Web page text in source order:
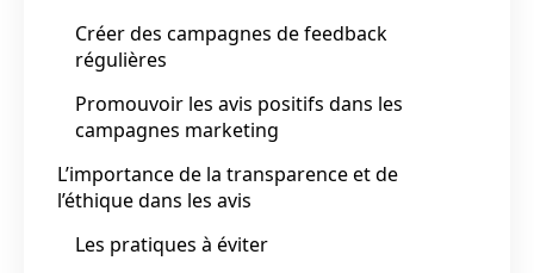
Créer des campagnes de feedback
régulières
Promouvoir les avis positifs dans les
campagnes marketing
L’importance de la transparence et de
l’éthique dans les avis
Les pratiques à éviter